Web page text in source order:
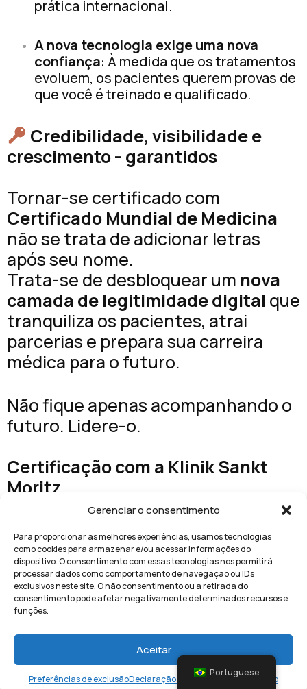
Gerenciar o consentimento
Para proporcionar as melhores experiências, usamos tecnologias
como cookies para armazenar e/ou acessar informações do
dispositivo. O consentimento com essas tecnologias nos permitirá
processar dados como comportamento de navegação ou IDs
exclusivos neste site. O não consentimento ou a retirada do
consentimento pode afetar negativamente determinados recursos e
funções.
Aceitar
Preferências de exclusãoDeclaração de privacidadeImpressão
prática internacional.
A nova tecnologia exige uma nova
confiança: À medida que os tratamentos
evoluem, os pacientes querem provas de
que você é treinado e qualificado.
Credibilidade, visibilidade e
crescimento - garantidos
Tornar-se certificado com
Certificado Mundial de Medicina
não se trata de adicionar letras
após seu nome.
Trata-se de desbloquear um nova
camada de legitimidade digital que
tranquiliza os pacientes, atrai
parcerias e prepara sua carreira
médica para o futuro.
Não fique apenas acompanhando o
futuro. Lidere-o.
Certificação com a Klinik Sankt
Moritz.
Conquiste a confiança a cada
clique. Construa seu legado em
cada consulta.
Comece agora comCertificado
Mundial de Medicina
clínica sankt moritz id
certificado de platina
Portuguese